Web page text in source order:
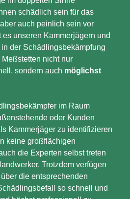
schädlich sein für das
auch peinlich sein vor
unseren Kammerjägern und
der Schädlingsbekämpfung
nicht nur
sondern auch möglichst
im Raum
oder Kunden
Kammerjäger zu identifizieren
keine großflächigen
die Experten selbst treten
Trotzdem verfügen
die entsprechenden
so schnell und